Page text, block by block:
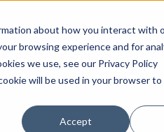
about how you interact with
browsing experience and for
we use, see our Privacy Policy
will be used in your browser
Accept